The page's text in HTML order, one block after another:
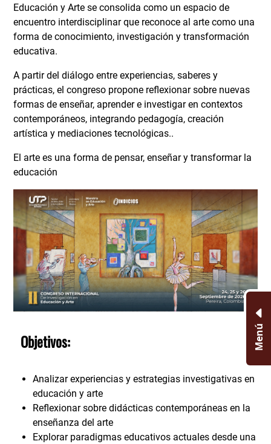
Educación y Arte se consolida como un espacio de
encuentro interdisciplinar que reconoce al arte como una
forma de conocimiento, investigación y transformación
educativa.
A partir del diálogo entre experiencias, saberes y
prácticas, el congreso propone reflexionar sobre nuevas
formas de enseñar, aprender e investigar en contextos
contemporáneos, integrando pedagogía, creación
artística y mediaciones tecnológicas..
El arte es una forma de pensar, enseñar y transformar la
educación
Objetivos:
Analizar experiencias y estrategias investigativas en
educación y arte
Reflexionar sobre didácticas contemporáneas en la
enseñanza del arte
Explorar paradigmas educativos actuales desde una
Menú